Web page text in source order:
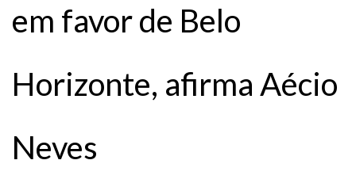
em favor de Belo
Horizonte, afirma Aécio
Neves